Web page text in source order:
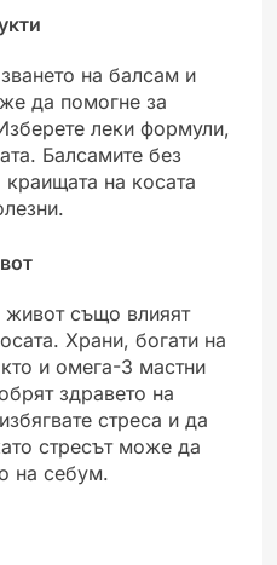
на балсам и
да помогне за
леки формули,
Балсамите без
на косата
живот също влияят
Храни, богати на
и омега-3 мастни
здравето на
стреса и да
стресът може да
на себум.